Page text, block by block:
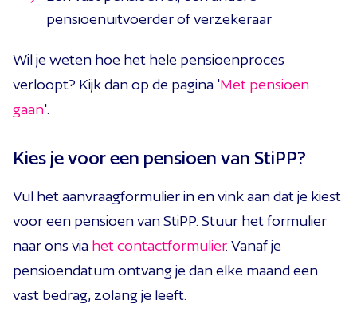
pensioenuitvoerder of verzekeraar
Wil je weten hoe het hele pensioenproces
verloopt? Kijk dan op de pagina 'Met pensioen
gaan'.
Kies je voor een pensioen van StiPP?
Vul het aanvraagformulier in en vink aan dat je kiest
voor een pensioen van StiPP. Stuur het formulier
naar ons via het contactformulier. Vanaf je
pensioendatum ontvang je dan elke maand een
vast bedrag, zolang je leeft.